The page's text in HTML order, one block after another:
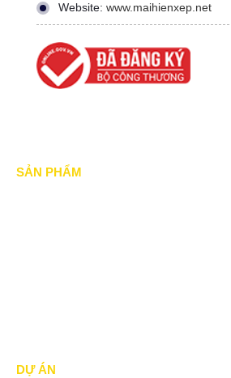
Website: www.maihienxep.net
SẢN PHẨM
DỰ ÁN